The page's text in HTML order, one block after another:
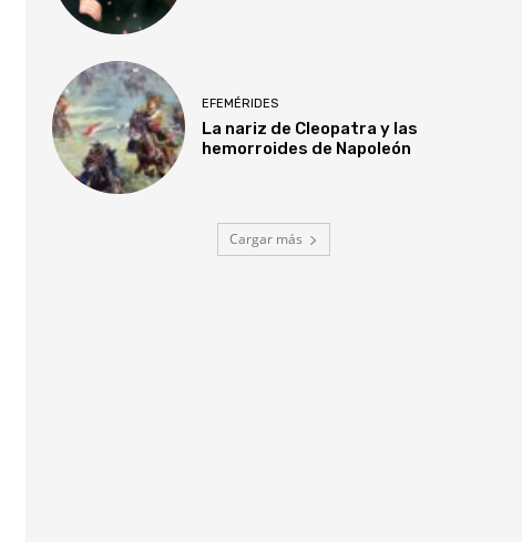
EFEMÉRIDES
La nariz de Cleopatra y las
hemorroides de Napoleón
Cargar más